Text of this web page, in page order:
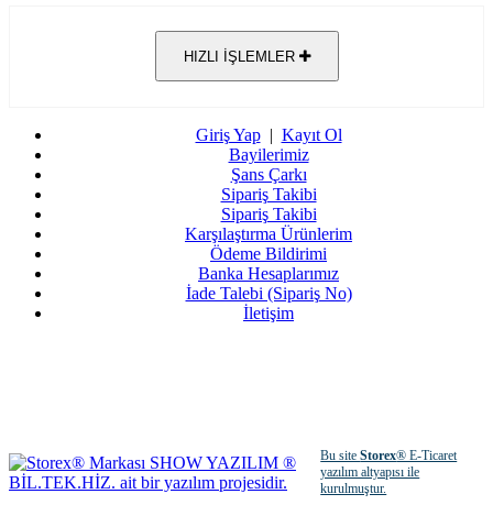
HIZLI İŞLEMLER
Giriş Yap| Kayıt Ol
Bayilerimiz
Şans Çarkı
Sipariş Takibi
Sipariş Takibi
Karşılaştırma Ürünlerim
Ödeme Bildirimi
Banka Hesaplarımız
İade Talebi (Sipariş No)
İletişim
Bu siteStorex® E-Ticaret
yazılım altyapısı ile
kurulmuştur.